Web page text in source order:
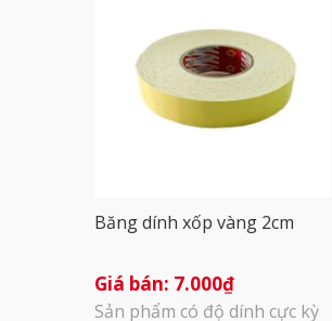
Băng dính xốp vàng 2cm
7.000₫
Sản phẩm có độ dính cực kỳ